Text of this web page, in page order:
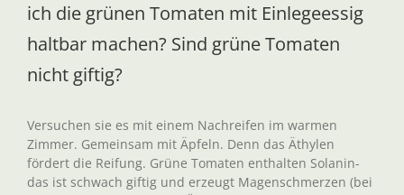
ich die grünen Tomaten mit Einlegeessig
haltbar machen? Sind grüne Tomaten
nicht giftig?
Versuchen sie es mit einem Nachreifen im warmen
Zimmer. Gemeinsam mit Äpfeln. Denn das Äthylen
fördert die Reifung. Grüne Tomaten enthalten Solanin-
das ist schwach giftig und erzeugt Magenschmerzen (bei